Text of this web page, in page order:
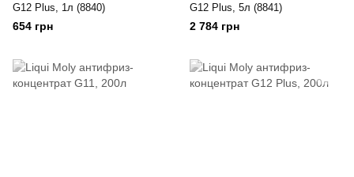
G12 Plus, 1л (8840)
654 грн
G12 Plus, 5л (8841)
2 784 грн